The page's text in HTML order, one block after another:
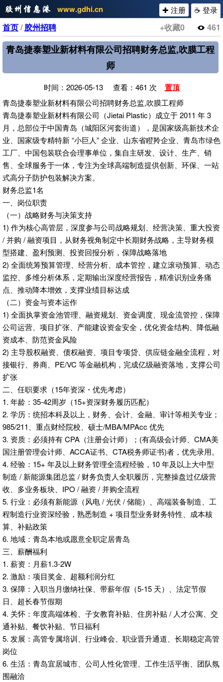
www.gdhi.cn ☕ 登录
✚ 注册
+收藏0 461
首页/胶州招聘
青岛捷泰塑业新材料有限公司招聘财务总监,吹膜工程
师
时间：2026-05-13 查看：461 次 置顶
青岛捷泰塑业新材料有限公司招聘财务总监,吹膜工程师
青岛捷泰塑业新材料有限公司（Jietai Plastic）成立于 2011 年 3
月，总部位于中国青岛（城阳区河套街道），是国家级高新技术企
业、国家级专精特新 “小巨人” 企业、山东省瞪羚企业、青岛市绿色
工厂、中国包装联合会理事单位，集自主研发、设计、生产、销
售、全球服务于一体，专注为全球高端制造提供创新、环保、一站
式高分子防护包装解决方案。
财务总监1名
一、岗位职责
（一）战略财务与决策支持
1) 作为核心高管层，深度参与公司战略规划、经营决策、重大投资
/ 并购 / 融资项目，从财务视角制定中长期财务战略，主导财务模
型搭建、盈利预测、投资回报分析，保障战略落地
2) 全面统筹预算管理、经营分析、成本管控，建立滚动预算、动态
监控、多维分析体系，定期输出深度经营报告，精准识别业务痛
点、推动降本增效，支撑业绩目标达成
（二）资金与资本运作
1) 全面执掌资金池管理、融资规划、资金调度、现金流管控，保障
公司运营、项目扩张、产能建设资金安全，优化资金结构、降低融
资成本、防范资金风险
2) 主导股权融资、债权融资、项目专项贷、供应链金融全流程，对
接银行、券商、PE/VC 等金融机构，完成亿级融资落地，支撑公司
扩张
二、任职要求（15年资深・优先考虑）
1. 年龄：35-42周岁（15+资深财务履历匹配）
2. 学历：统招本科及以上，财务、会计、金融、审计等相关专业；
985/211、重点财经院校、硕士/MBA/MPAcc 优先
3. 资质：必须持有 CPA（注册会计师）；(有高级会计师、CMA美
国注册管理会计师、ACCA证书、CTA税务师证书)者，优先录用。
4. 经验：15+ 年及以上财务管理全流程经验，10 年及以上大中型
制造 / 新能源集团总监 / 财务负责人全职履历，完整操盘过亿级营
收、多业务板块、IPO / 融资 / 并购全流程
5. 行业：必须有新能源（风电 / 光伏 / 储能）、高端装备制造、工
程制造行业资深经验，熟悉制造 + 项目型业务财务特性、成本核
算、补贴政策
6. 地域：青岛本地或愿意全职定居青岛
三、薪酬福利
1. 薪资：月薪1.3-2W
2. 激励：项目奖金、超额利润分红
3. 保障：入职当月缴纳社保、带薪年假（5-15 天）、法定节假
日、超长春节假期
4. 关怀：年度高端体检、子女教育补贴、住房补贴 / 人才公寓、交
通补贴、餐饮补贴、节日福利
5. 发展：高管专属培训、行业峰会、职业晋升通道、长期稳定高管
岗位
6. 生活：青岛宜居城市、公司人性化管理、工作生活平衡、团队氛
围融洽